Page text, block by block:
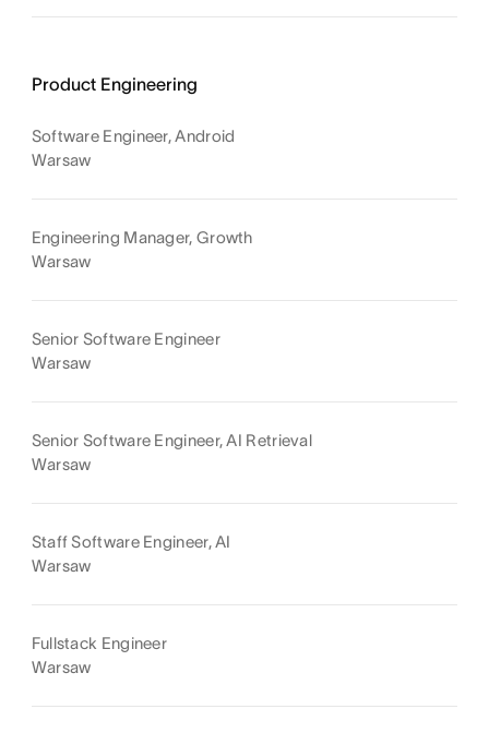
Product Engineering
Software Engineer, Android
Warsaw
Engineering Manager, Growth
Warsaw
Senior Software Engineer
Warsaw
Senior Software Engineer, AI Retrieval
Warsaw
Staff Software Engineer, AI
Warsaw
Fullstack Engineer
Warsaw